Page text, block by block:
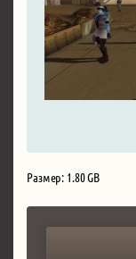
Размер: 1.80 GB